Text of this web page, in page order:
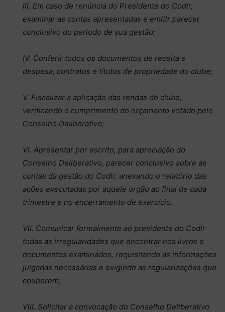
III. Em caso de renúncia do Presidente do Codir,
examinar as contas apresentadas e emitir parecer
conclusivo do período de sua gestão;
IV. Conferir todos os documentos de receita e
despesa, contratos e títulos de propriedade do clube;
V. Fiscalizar a aplicação das rendas do clube,
verificando o cumprimento do orçamento votado pelo
Conselho Deliberativo;
VI. Apresentar por escrito, para apreciação do
Conselho Deliberativo, parecer conclusivo sobre as
contas da gestão do Codir, anexando o relatório das
ações executadas por aquele órgão ao final de cada
trimestre e no encerramento de exercício.
VII. Comunicar formalmente ao presidente do Codir
todas as irregularidades que encontrar nos livros e
documentos examinados, requisitando as informações
julgadas necessárias e exigindo as regularizações que
couberem;
VIII. Solicitar a convocação do Conselho Deliberativo